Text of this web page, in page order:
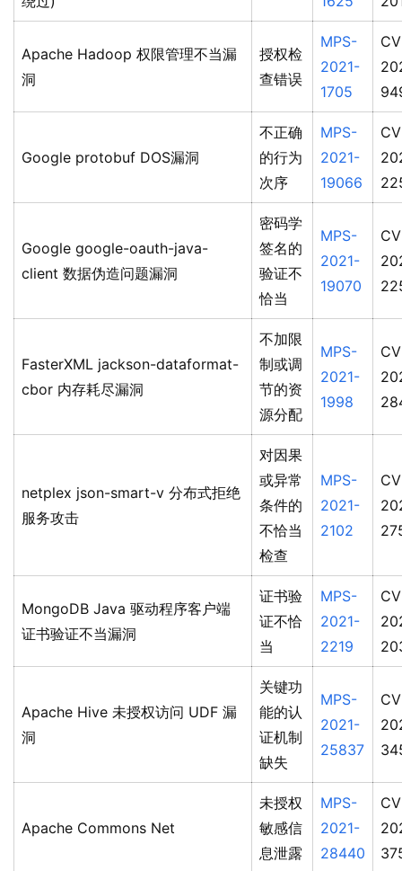
Apache Hadoop 权限管理不当漏
洞
授权检
查错误
MPS-
2021-
1705
Google protobuf DOS漏洞
不正确
的行为
次序
MPS-
2021-
19066
Google google-oauth-java-
client 数据伪造问题漏洞
密码学
签名的
验证不
恰当
MPS-
2021-
19070
FasterXML jackson-dataformat-
cbor 内存耗尽漏洞
不加限
制或调
节的资
源分配
MPS-
2021-
1998
netplex json-smart-v 分布式拒绝
服务攻击
对因果
或异常
条件的
不恰当
检查
MPS-
2021-
2102
MongoDB Java 驱动程序客户端
证书验证不当漏洞
证书验
证不恰
当
MPS-
2021-
2219
Apache Hive 未授权访问 UDF 漏
洞
关键功
能的认
证机制
缺失
MPS-
2021-
25837
Apache Commons Net
未授权
敏感信
息泄露
MPS-
2021-
28440